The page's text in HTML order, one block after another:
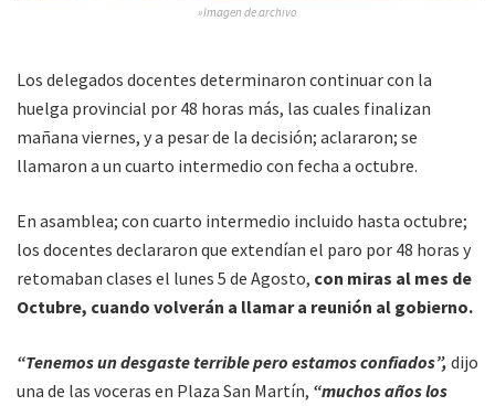
»Imagen de archivo
Los delegados docentes determinaron continuar con la
huelga provincial por 48 horas más, las cuales finalizan
mañana viernes, y a pesar de la decisión; aclararon; se
llamaron a un cuarto intermedio con fecha a octubre.
En asamblea; con cuarto intermedio incluido hasta octubre;
los docentes declararon que extendían el paro por 48 horas y
retomaban clases el lunes 5 de Agosto, con miras al mes de
Octubre, cuando volverán a llamar a reunión al gobierno.
“Tenemos un desgaste terrible pero estamos confiados”, dijo
una de las voceras en Plaza San Martín, “muchos años los